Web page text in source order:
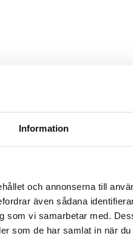
Information
och annonserna till
även sådana
som vi samarbetar med.
som de har samlat in när